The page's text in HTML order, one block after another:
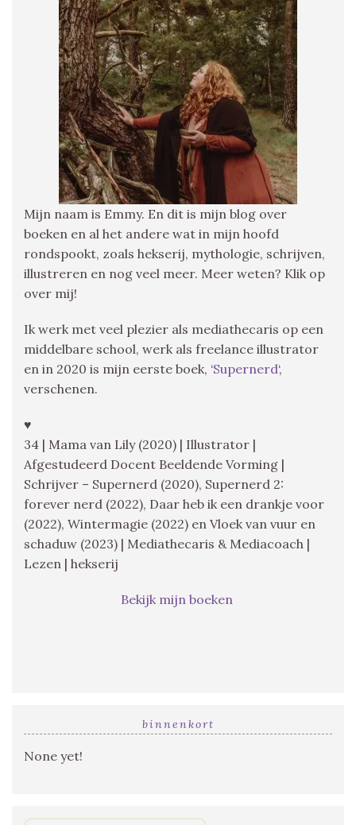
Mijn naam is Emmy. En dit is mijn blog over
boeken en al het andere wat in mijn hoofd
rondspookt, zoals hekserij, mythologie, schrijven,
illustreren en nog veel meer. Meer weten? Klik op
over mij!
Ik werk met veel plezier als mediathecaris op een
middelbare school, werk als freelance illustrator
en in 2020 is mijn eerste boek, ‘Supernerd‘,
verschenen.
♥
34 | Mama van Lily (2020) | Illustrator |
Afgestudeerd Docent Beeldende Vorming |
Schrijver – Supernerd (2020), Supernerd 2:
forever nerd (2022), Daar heb ik een drankje voor
(2022), Wintermagie (2022) en Vloek van vuur en
schaduw (2023) | Mediathecaris & Mediacoach |
Lezen | hekserij
Bekijk mijn boeken
binnenkort
None yet!